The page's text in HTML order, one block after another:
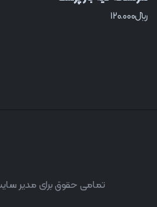
﷼120.000
تمامی حقوق برای مدیر